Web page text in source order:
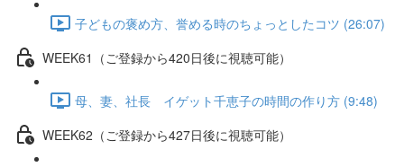
子どもの褒め方、誉める時のちょっとしたコツ (26:07)
WEEK61（ご登録から420日後に視聴可能）
母、妻、社長 イゲット千恵子の時間の作り方 (9:48)
WEEK62（ご登録から427日後に視聴可能）